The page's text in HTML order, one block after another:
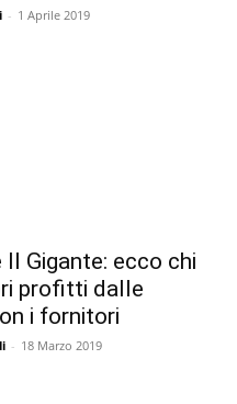
- 1 Aprile 2019
Il Gigante: ecco chi
profitti dalle
i fornitori
- 18 Marzo 2019